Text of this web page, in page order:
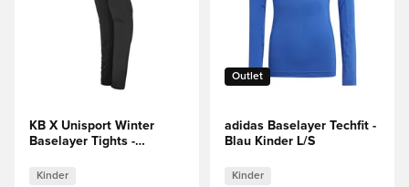
KB X Unisport Winter
Baselayer Tights -
Kinder
Outlet
adidas Baselayer Techfit -
Blau Kinder L/S
Kinder